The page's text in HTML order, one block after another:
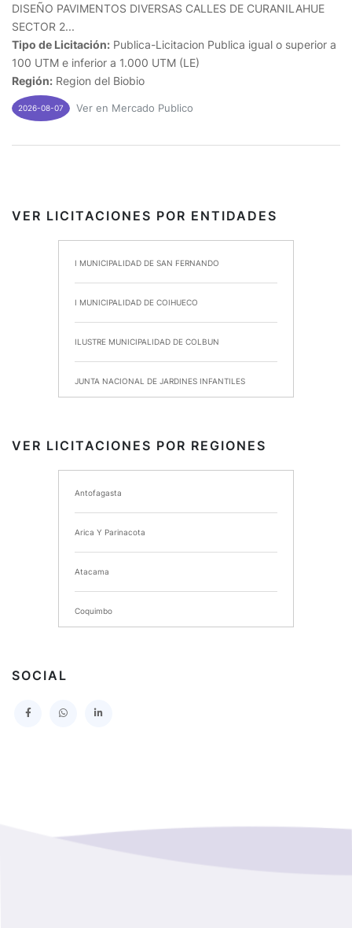
DISEÑO PAVIMENTOS DIVERSAS CALLES DE CURANILAHUE
SECTOR 2...
Tipo de Licitación: Publica-Licitacion Publica igual o superior a
100 UTM e inferior a 1.000 UTM (LE)
Región: Region del Biobio
2026-08-07 Ver en Mercado Publico
VER LICITACIONES POR ENTIDADES
I MUNICIPALIDAD DE SAN FERNANDO
I MUNICIPALIDAD DE COIHUECO
ILUSTRE MUNICIPALIDAD DE COLBUN
JUNTA NACIONAL DE JARDINES INFANTILES
I MUNICIPALIDAD DE CHIMBARONGO
INSTITUTO NACIONAL DE DEPORTES DE CHILE
SERVICIO DE SALUD DEL MAULE HOSPITAL DE
TALCA
I MUNICIPALIDAD DE PROVIDENCIA
SERVICIO DE SALUD TALCAHUANO HOSPITAL DE
GOBERNACION PROVINCIAL DE TALCA
VER LICITACIONES POR REGIONES
Antofagasta
Arica Y Parinacota
Atacama
Coquimbo
SOCIAL